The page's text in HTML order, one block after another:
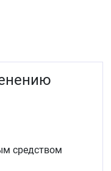
средством